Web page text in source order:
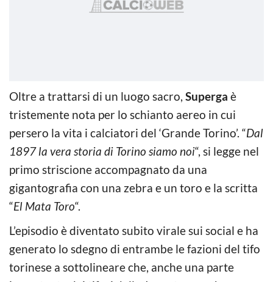
Oltre a trattarsi di un luogo sacro, Superga è
tristemente nota per lo schianto aereo in cui
persero la vita i calciatori del ‘Grande Torino’. “Dal
1897 la vera storia di Torino siamo noi“, si legge nel
primo striscione accompagnato da una
gigantografia con una zebra e un toro e la scritta
“El Mata Toro“.
L’episodio è diventato subito virale sui social e ha
generato lo sdegno di entrambe le fazioni del tifo
torinese a sottolineare che, anche una parte